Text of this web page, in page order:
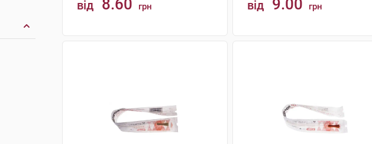
від 8.60 грн від 9.00 грн